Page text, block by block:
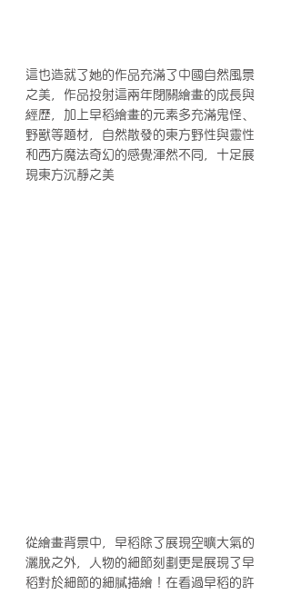
這也造就了她的作品充滿了中國自然風景
之美，作品投射這兩年閉關繪畫的成長與
經歷，加上早稻繪畫的元素多充滿鬼怪、
野獸等題材，自然散發的東方野性與靈性
和西方魔法奇幻的感覺渾然不同，十足展
現東方沉靜之美
從繪畫背景中，早稻除了展現空曠大氣的
灑脫之外，人物的細節刻劃更是展現了早
稻對於細節的細膩描繪！在看過早稻的許